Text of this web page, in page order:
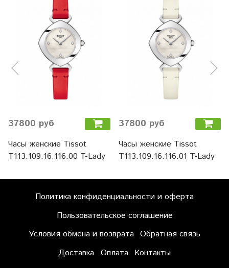
37800 руб
Часы женские Tissot
T113.109.16.116.00 T-Lady
37800 руб
Часы женские Tissot
T113.109.16.116.01 T-Lady
Политика конфиденциальности и оферта
Пользовательское соглашение
Условия обмена и возврата Обратная связь
Доставка Оплата Контакты